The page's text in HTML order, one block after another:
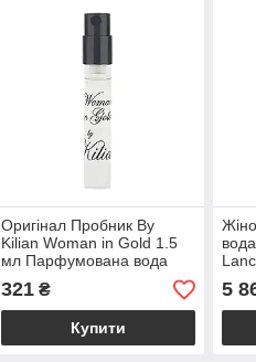
Оригінал Пробник By
Kilian Woman in Gold 1.5
мл Парфумована вода
321₴
Купити
5